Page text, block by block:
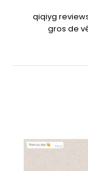
qiqiyg
gros de